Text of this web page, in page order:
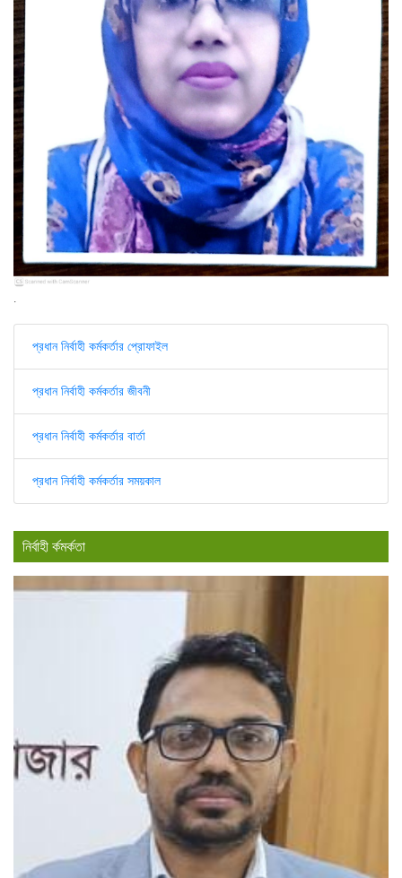
প্রধান নির্বাহী কর্মকর্তার প্রোফাইল
প্রধান নির্বাহী কর্মকর্তার জীবনী
প্রধান নির্বাহী কর্মকর্তার বার্তা
প্রধান নির্বাহী কর্মকর্তার সময়কাল
নির্বাহী র্কমর্কতা